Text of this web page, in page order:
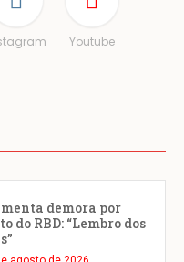
Youtube
demora por
RBD: “Lembro dos